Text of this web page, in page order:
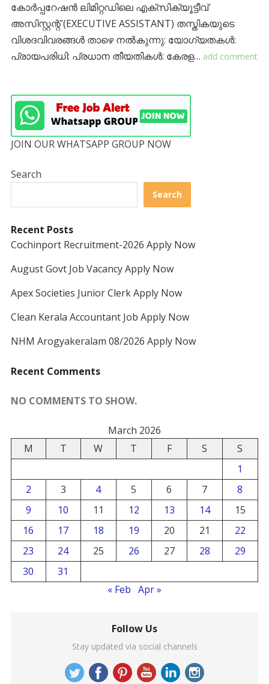
കോർപ്പറേഷൻ ലിമിറ്റഡിലെ എക്സിക്യൂട്ടീവ്
അസിസ്റ്റന്റ് (EXECUTIVE ASSISTANT) തസ്തികയുടെ
വിശദവിവരങ്ങൾ താഴെ നൽകുന്നു: ​യോഗ്യതകൾ: ​
പ്രായപരിധി: ​പ്രധാന തീയതികൾ: ​കേരള… add comment
JOIN OUR WHATSAPP GROUP NOW
Search
Search
Recent Posts
Cochinport Recruitment-2026 Apply Now
August Govt Job Vacancy Apply Now
Apex Societies Junior Clerk Apply Now
Clean Kerala Accountant Job Apply Now
NHM Arogyakeralam 08/2026 Apply Now
Recent Comments
NO COMMENTS TO SHOW.
March 2026
M
T W T F S
S
1
2
3 4 5 6 7
8
9
10 11 12 13 14
15
16
17 18 19 20 21
22
23
24 25 26 27 28
29
30
31
« Feb Apr »
Follow Us
Stay updated via social channels